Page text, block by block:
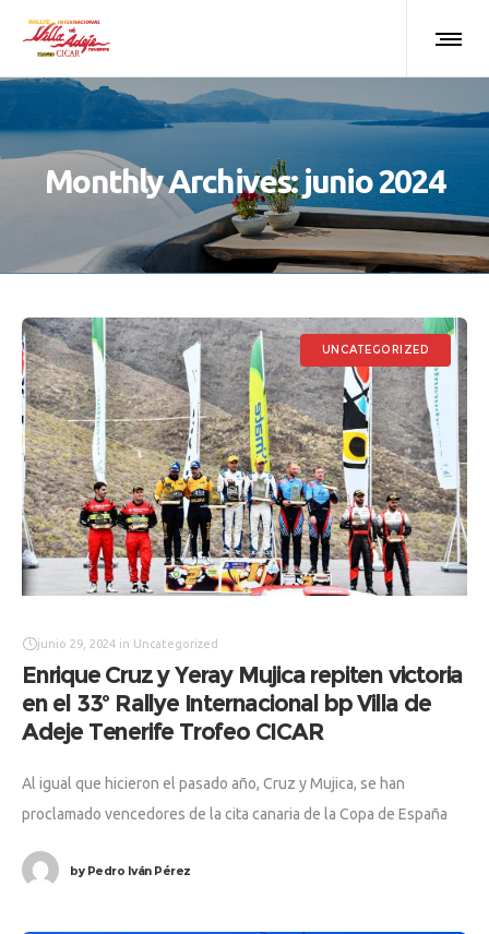
Monthly Archives: junio 2024
UNCATEGORIZED
junio 29, 2024 in Uncategorized
Enrique Cruz y Yeray Mujica repiten victoria
en el 33º Rallye Internacional bp Villa de
Adeje Tenerife Trofeo CICAR
Al igual que hicieron el pasado año, Cruz y Mujica, se han
proclamado vencedores de la cita canaria de la Copa de España
byPedro Iván Pérez